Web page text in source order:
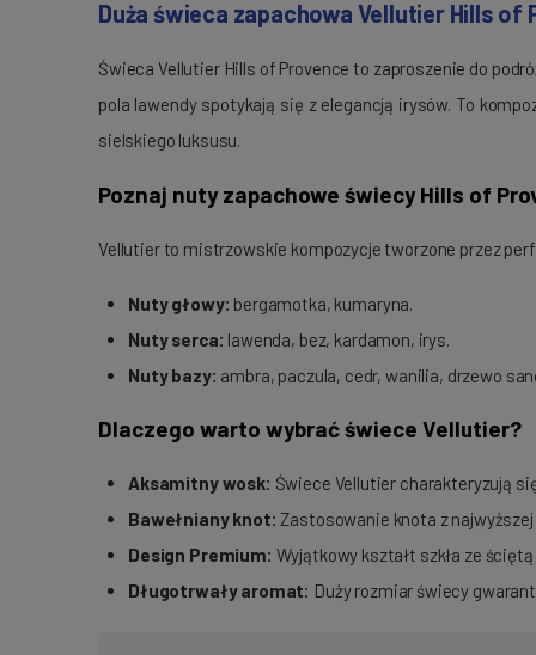
Duża świeca zapachowa Vellutier Hills of
Świeca Vellutier Hills of Provence to zaproszenie do
pola lawendy spotykają się z elegancją irysów. To
sielskiego luksusu.
Poznaj nuty zapachowe świecy Hills of
Vellutier to mistrzowskie kompozycje tworzone przez
Nuty głowy: bergamotka, kumaryna.
Nuty serca: lawenda, bez, kardamon, irys.
Nuty bazy: ambra, paczula, cedr, wanilia, drzewo
Dlaczego warto wybrać świece Vellutier?
Aksamitny wosk: Świece Vellutier charakteryzują
Bawełniany knot: Zastosowanie knota z
Design Premium: Wyjątkowy kształt szkła ze
Długotrwały aromat: Duży rozmiar świecy